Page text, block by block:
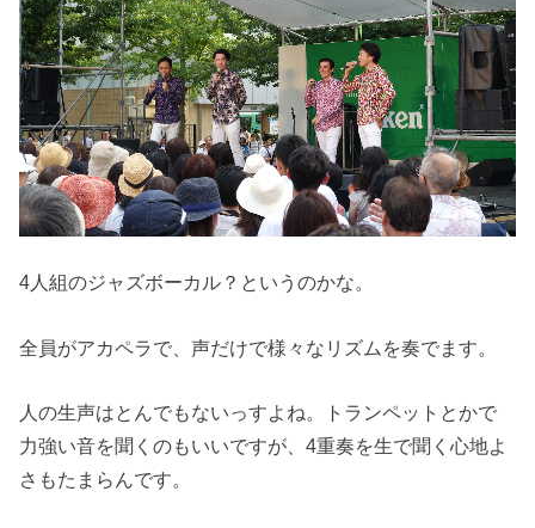
4人組のジャズボーカル？というのかな。
全員がアカペラで、声だけで様々なリズムを奏でます。
人の生声はとんでもないっすよね。トランペットとかで
力強い音を聞くのもいいですが、4重奏を生で聞く心地よ
さもたまらんです。